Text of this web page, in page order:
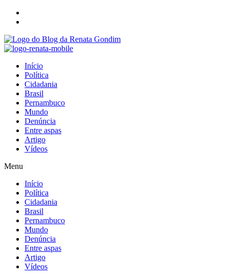
Início
Política
Cidadania
Brasil
Pernambuco
Mundo
Denúncia
Entre aspas
Artigo
Vídeos
Menu
Início
Política
Cidadania
Brasil
Pernambuco
Mundo
Denúncia
Entre aspas
Artigo
Vídeos